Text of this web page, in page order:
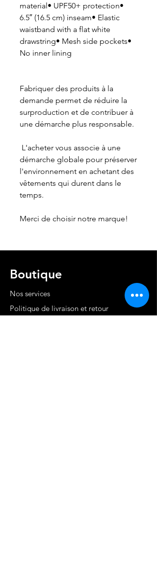
material• UPF50+ protection•
6.5″ (16.5 cm) inseam• Elastic
waistband with a flat white
drawstring• Mesh side pockets•
No inner lining
Fabriquer des produits à la
demande permet de réduire la
surproduction et de contribuer à
une démarche plus responsable.
démarche globale pour préserver
l'environnement en achetant des
vêtements qui durent dans le
temps.
Merci de choisir notre marque!
Boutique
Nos services
Politique de livraison et retour